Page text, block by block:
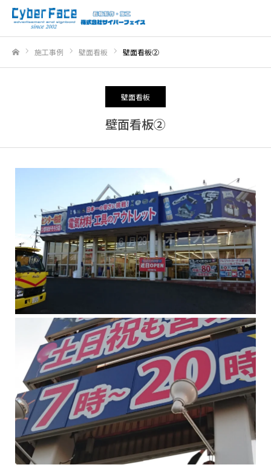
施工事例 壁面看板 壁面看板②
壁面看板
壁面看板②